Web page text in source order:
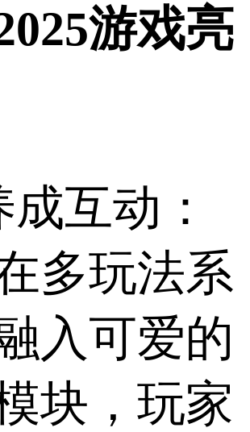
游戏亮
互动：
多玩法系
入可爱的
块，玩家